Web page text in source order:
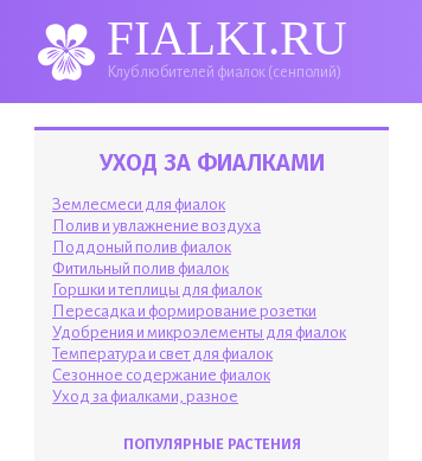
FIALKI.RU
Клуб любителей фиалок (сенполий)
УХОД ЗА ФИАЛКАМИ
Землесмеси для фиалок
Полив и увлажнение воздуха
Поддоный полив фиалок
Фитильный полив фиалок
Горшки и теплицы для фиалок
Пересадка и формирование розетки
Удобрения и микроэлементы для фиалок
Температура и свет для фиалок
Сезонное содержание фиалок
Уход за фиалками, разное
ПОПУЛЯРНЫЕ РАСТЕНИЯ